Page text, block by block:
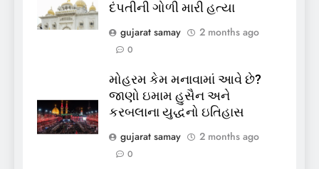
દંપતીની ગોળી મારી હત્યા
gujarat samay
2 months ago
0
મોહરમ કેમ મનાવામાં આવે છે?
જાણો ઇમામ હુસૈન અને
કરબલાના યુદ્ધનો ઇતિહાસ
gujarat samay
2 months ago
0
5
કોડીનારના છારા દરિયાકાંઠે પાંચ
લાપતા
GUJARAT TOP NEWS
6
પાસપોર્ટ વેરિફિકેશન માટે હવે
પોલીસ સ્ટેશનના ધક્કામાંથી